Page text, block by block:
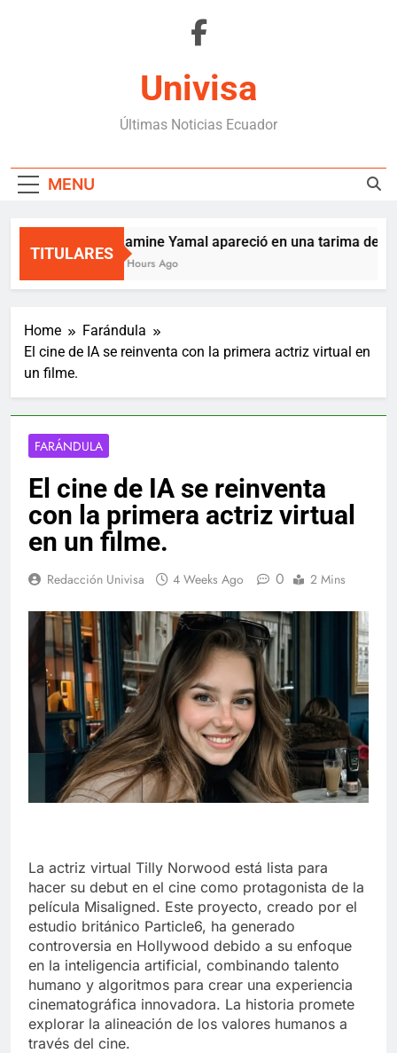
Univisa
Últimas Noticias Ecuador
MENU
TITULARES
Lamine Yamal apareció en una tarima de
9 Hours Ago
Home
Farándula
El cine de IA se reinventa con la primera actriz virtual en
un filme.
FARÁNDULA
El cine de IA se reinventa
con la primera actriz virtual
en un filme.
Redacción Univisa 4 Weeks Ago 0 2 Mins
La actriz virtual Tilly Norwood está lista para
hacer su debut en el cine como protagonista de la
película Misaligned. Este proyecto, creado por el
estudio británico Particle6, ha generado
controversia en Hollywood debido a su enfoque
en la inteligencia artificial, combinando talento
humano y algoritmos para crear una experiencia
cinematográfica innovadora. La historia promete
explorar la alineación de los valores humanos a
través del cine.